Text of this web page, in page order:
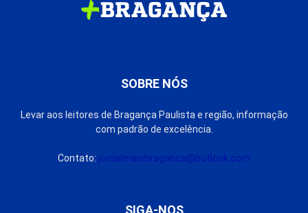
SOBRE NÓS
Levar aos leitores de Bragança Paulista e região, informação
com padrão de excelência.
Contato: jornalmaisbraganca@outlook.com
SIGA-NOS